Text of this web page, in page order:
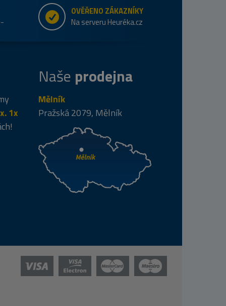
OVĚŘENO ZÁKAZNÍKY
Na serveru Heuréka.cz
1x
Naše prodejna
Mělník
Pražská 2079, Mělník